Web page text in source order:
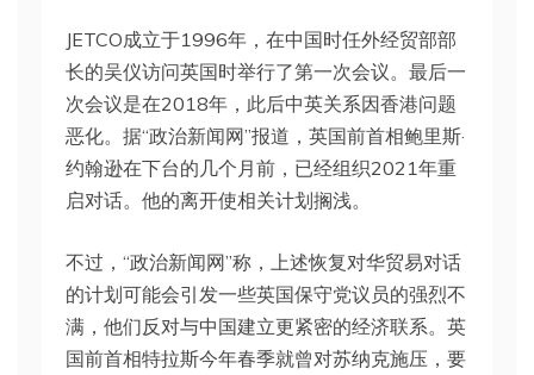
JETCO成立于1996年，在中国时任外经贸部部
长的吴仪访问英国时举行了第一次会议。最后一
次会议是在2018年，此后中英关系因香港问题
恶化。据“政治新闻网”报道，英国前首相鲍里斯·
约翰逊在下台的几个月前，已经组织2021年重
启对话。他的离开使相关计划搁浅。
不过，“政治新闻网”称，上述恢复对华贸易对话
的计划可能会引发一些英国保守党议员的强烈不
满，他们反对与中国建立更紧密的经济联系。英
国前首相特拉斯今年春季就曾对苏纳克施压，要